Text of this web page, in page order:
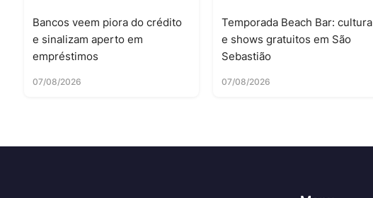
Bancos veem piora do crédito
e sinalizam aperto em
empréstimos
07/08/2026
Temporada Beach Bar: cultura
e shows gratuitos em São
Sebastião
07/08/2026